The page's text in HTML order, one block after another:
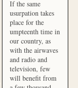
If the same
usurpation takes
place for the
umpteenth time in
our country, as
with the airwaves
and radio and
television, few
will benefit from